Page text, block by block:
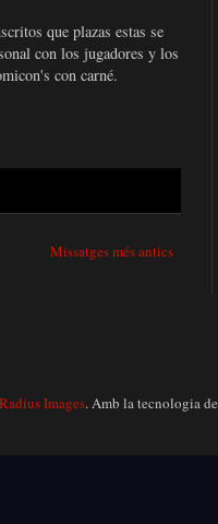
que plazas estas se
con los jugadores y los
con carné.
Missatges més antics
Radius Images. Amb la tecnologia de